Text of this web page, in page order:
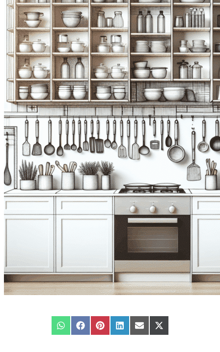
Compartir
en
WhatsAppCompartir
en
FacebookCompartir
en
PinterestCompartir
en
LinkedInCompartir
en
EmailCompartir
en
X
(Twitter)